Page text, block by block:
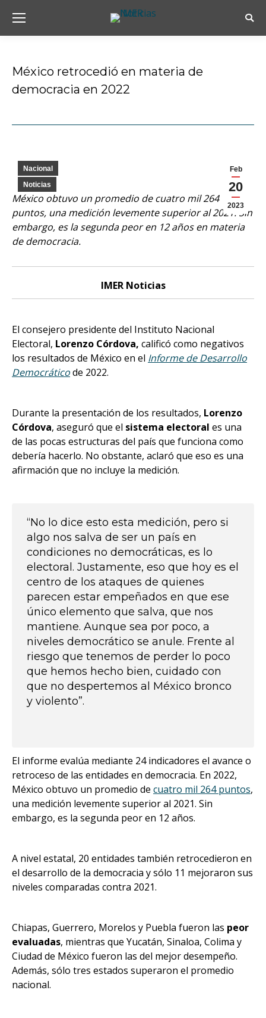
México retrocedió en materia de
democracia en 2022
Feb
20
2023
Nacional
Noticias
México obtuvo un promedio de cuatro mil 264
puntos, una medición levemente superior al 2021. Sin
embargo, es la segunda peor en 12 años en materia
de democracia.
IMER Noticias
El consejero presidente del Instituto Nacional
Electoral, Lorenzo Córdova, calificó como negativos
los resultados de México en el Informe de Desarrollo
Democráticode 2022.
Durante la presentación de los resultados, Lorenzo
Córdova, aseguró que el sistema electoral es una
de las pocas estructuras del país que funciona como
debería hacerlo. No obstante, aclaró que eso es una
afirmación que no incluye la medición.
“No lo dice esto esta medición, pero si
algo nos salva de ser un país en
condiciones no democráticas, es lo
electoral. Justamente, eso que hoy es el
centro de los ataques de quienes
parecen estar empeñados en que ese
único elemento que salva, que nos
mantiene. Aunque sea por poco, a
niveles democrático se anule. Frente al
riesgo que tenemos de perder lo poco
que hemos hecho bien, cuidado con
que no despertemos al México bronco
y violento”.
El informe evalúa mediante 24 indicadores el avance o
retroceso de las entidades en democracia. En 2022,
México obtuvo un promedio de cuatro mil 264 puntos,
una medición levemente superior al 2021. Sin
embargo, es la segunda peor en 12 años.
A nivel estatal, 20 entidades también retrocedieron en
el desarrollo de la democracia y sólo 11 mejoraron sus
niveles comparadas contra 2021.
Chiapas, Guerrero, Morelos y Puebla fueron las peor
evaluadas, mientras que Yucatán, Sinaloa, Colima y
Ciudad de México fueron las del mejor desempeño.
Además, sólo tres estados superaron el promedio
nacional.